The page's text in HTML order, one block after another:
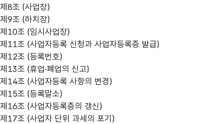
제8조 (사업장)
제9조 (하치장)
제10조 (임시사업장)
제11조 (사업자등록 신청과 사업자등록증 발급)
제12조 (등록번호)
제13조 (휴업·폐업의 신고)
제14조 (사업자등록 사항의 변경)
제15조 (등록말소)
제16조 (사업자등록증의 갱신)
제17조 (사업자 단위 과세의 포기)